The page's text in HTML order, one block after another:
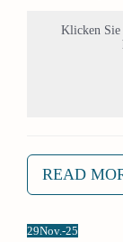
Klicken Sie
READ
29Nov.-25